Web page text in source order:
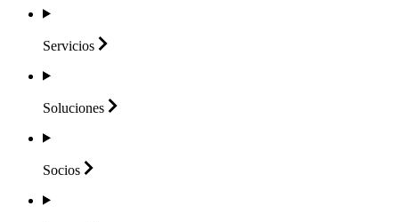
Servicios
Soluciones
Socios